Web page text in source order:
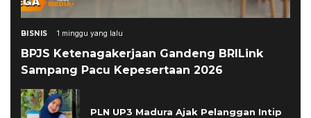
BISNIS 1 minggu yang lalu
BPJS Ketenagakerjaan Gandeng BRILink
Sampang Pacu Kepesertaan 2026
PLN UP3 Madura Ajak Pelanggan Intip